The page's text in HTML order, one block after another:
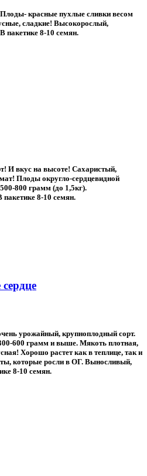
красные пухлые сливки весом
сладкие! Высокорослый,
пакетике 8-10 семян.
И вкус на высоте! Сахаристый,
Плоды округло-сердцевидной
800 грамм (до 1,5кг).
8-10 семян.
урожайный, крупноплодный сорт.
600 грамм и выше. Мякоть плотная,
Хорошо растет как в теплице, так и
которые росли в ОГ. Выносливый,
8-10 семян.